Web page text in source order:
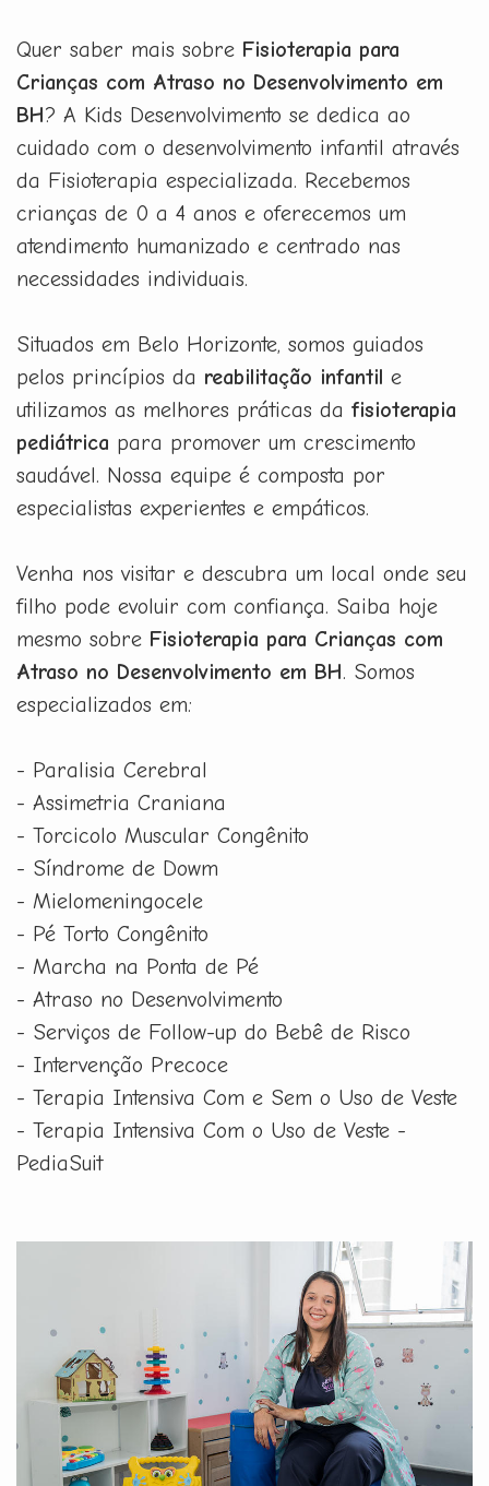
Quer saber mais sobre Fisioterapia para
Crianças com Atraso no Desenvolvimento em
BH? A Kids Desenvolvimento se dedica ao
cuidado com o desenvolvimento infantil através
da Fisioterapia especializada. Recebemos
crianças de 0 a 4 anos e oferecemos um
atendimento humanizado e centrado nas
necessidades individuais.
Situados em Belo Horizonte, somos guiados
pelos princípios da reabilitação infantil e
utilizamos as melhores práticas da fisioterapia
pediátrica para promover um crescimento
saudável. Nossa equipe é composta por
especialistas experientes e empáticos.
Venha nos visitar e descubra um local onde seu
filho pode evoluir com confiança. Saiba hoje
mesmo sobre Fisioterapia para Crianças com
Atraso no Desenvolvimento em BH. Somos
especializados em:
- Paralisia Cerebral
- Assimetria Craniana
- Torcicolo Muscular Congênito
- Síndrome de Dowm
- Mielomeningocele
- Pé Torto Congênito
- Marcha na Ponta de Pé
- Atraso no Desenvolvimento
- Serviços de Follow-up do Bebê de Risco
- Intervenção Precoce
- Terapia Intensiva Com e Sem o Uso de Veste
- Terapia Intensiva Com o Uso de Veste -
PediaSuit